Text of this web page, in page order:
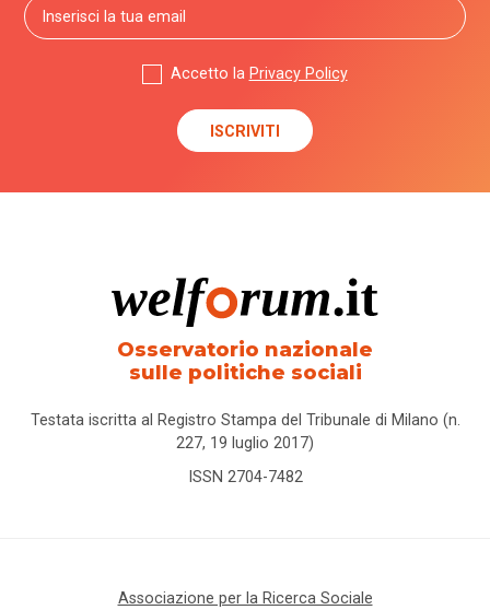
Accetto la Privacy Policy
Osservatorio nazionale
sulle politiche sociali
Testata iscritta al Registro Stampa del Tribunale di Milano (n.
227, 19 luglio 2017)
ISSN 2704-7482
Associazione per la Ricerca Sociale